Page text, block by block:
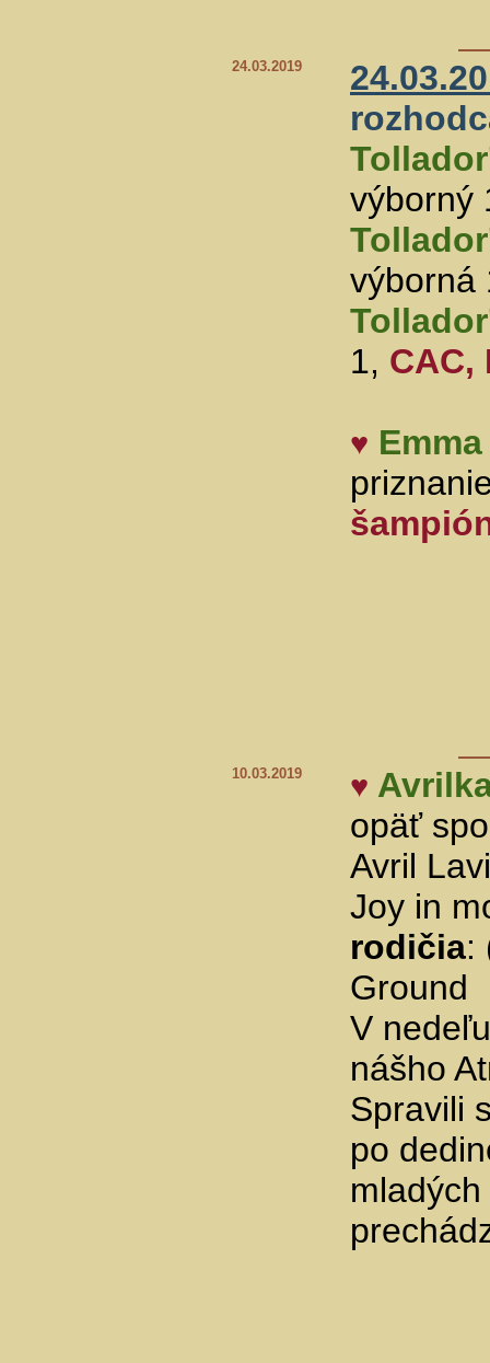
24.03.2019
výborný
výborná
1, CAC,
♥ Emma
10.03.2019 ♥
opäť
Avril
Joy in
rodičia:
Ground
V
nášho
Spravili
po